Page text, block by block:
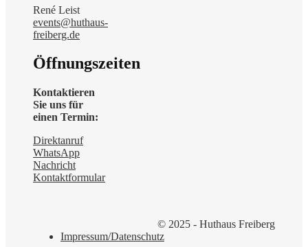
René Leist
events@huthaus-
freiberg.de
Öffnungszeiten
Kontaktieren
Sie uns für
einen Termin:
Direktanruf
WhatsApp
Nachricht
Kontaktformular
© 2025 - Huthaus Freiberg
Impressum/Datenschutz